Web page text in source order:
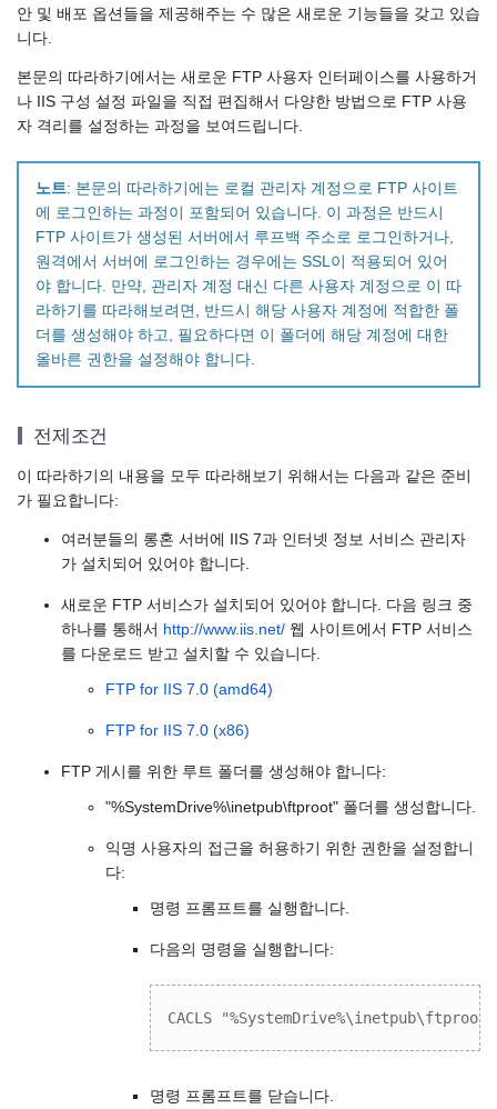
안 및 배포 옵션들을 제공해주는 수 많은 새로운 기능들을 갖고 있습
니다.
본문의 따라하기에서는 새로운 FTP 사용자 인터페이스를 사용하거
나 IIS 구성 설정 파일을 직접 편집해서 다양한 방법으로 FTP 사용
자 격리를 설정하는 과정을 보여드립니다.
노트: 본문의 따라하기에는 로컬 관리자 계정으로 FTP 사이트
에 로그인하는 과정이 포함되어 있습니다. 이 과정은 반드시
FTP 사이트가 생성된 서버에서 루프백 주소로 로그인하거나,
원격에서 서버에 로그인하는 경우에는 SSL이 적용되어 있어
야 합니다. 만약, 관리자 계정 대신 다른 사용자 계정으로 이 따
라하기를 따라해보려면, 반드시 해당 사용자 계정에 적합한 폴
더를 생성해야 하고, 필요하다면 이 폴더에 해당 계정에 대한
올바른 권한을 설정해야 합니다.
전제조건
이 따라하기의 내용을 모두 따라해보기 위해서는 다음과 같은 준비
가 필요합니다:
여러분들의 롱혼 서버에 IIS 7과 인터넷 정보 서비스 관리자
가 설치되어 있어야 합니다.
새로운 FTP 서비스가 설치되어 있어야 합니다. 다음 링크 중
하나를 통해서 http://www.iis.net/ 웹 사이트에서 FTP 서비스
를 다운로드 받고 설치할 수 있습니다.
FTP for IIS 7.0 (amd64)
FTP for IIS 7.0 (x86)
FTP 게시를 위한 루트 폴더를 생성해야 합니다:
"%SystemDrive%\inetpub\ftproot" 폴더를 생성합니다.
익명 사용자의 접근을 허용하기 위한 권한을 설정합니
다:
명령 프롬프트를 실행합니다.
다음의 명령을 실행합니다:
CACLS
명령 프롬프트를 닫습니다.